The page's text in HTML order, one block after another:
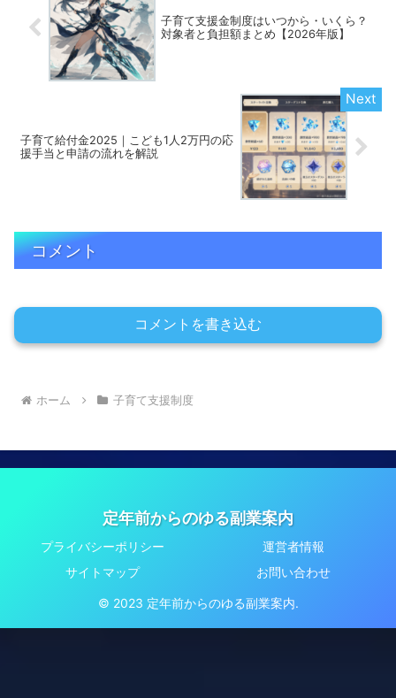
子育て支援金制度はいつから・いくら？
対象者と負担額まとめ【2026年版】
子育て給付金2025｜こども1人2万円の応
援手当と申請の流れを解説
コメント
コメントを書き込む
ホーム 子育て支援制度
定年前からのゆる副業案内
プライバシーポリシー
運営者情報
サイトマップ
お問い合わせ
© 2023 定年前からのゆる副業案内.